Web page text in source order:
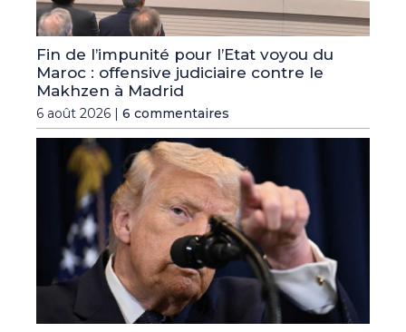
Fin de l’impunité pour l’Etat voyou du
Maroc : offensive judiciaire contre le
Makhzen à Madrid
6 août 2026 | 6 commentaires